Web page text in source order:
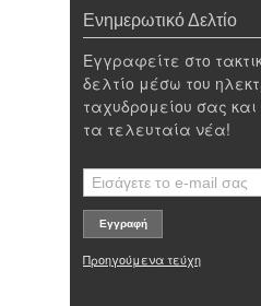
Ενημερωτικό Δελτίο
Εγγραφείτε στο
δελτίο μέσω του
ταχυδρομείου σας
τα τελευταία νέα!
Προηγούμενα τεύχη